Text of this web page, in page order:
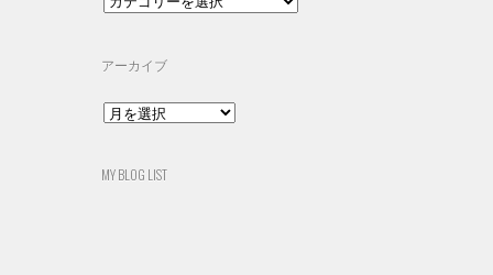
ーアーカイブ
ア
ー
ブMY BLOG LIST